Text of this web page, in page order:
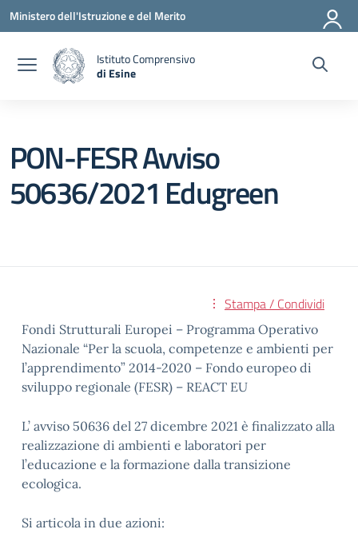
Vai ai contenuti
Vai al menu di navigazione
Vai al footer
Ministero dell'Istruzione e del Merito
Istituto Comprensivo
di Esine
PON-FESR Avviso
50636/2021 Edugreen
Stampa / Condividi
Fondi Strutturali Europei – Programma Operativo
Nazionale “Per la scuola, competenze e ambienti per
l’apprendimento” 2014-2020 – Fondo europeo di
sviluppo regionale (FESR) – REACT EU
L’ avviso 50636 del 27 dicembre 2021 è finalizzato alla
realizzazione di ambienti e laboratori per
l’educazione e la formazione dalla transizione
ecologica.
Si articola in due azioni: